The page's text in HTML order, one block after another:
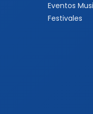
Eventos
Festivales